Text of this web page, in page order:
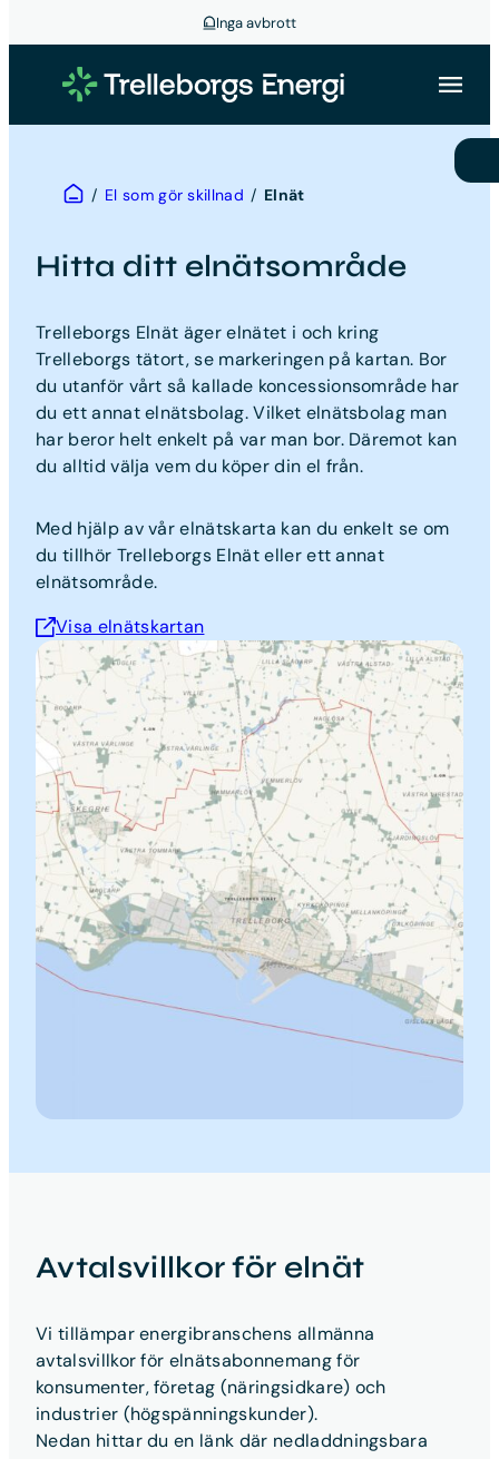
Inga avbrott
Hem/ El som gör skillnad / Elnät
Hitta ditt elnätsområde
Trelleborgs Elnät äger elnätet i och kring
Trelleborgs tätort, se markeringen på kartan. Bor
du utanför vårt så kallade koncessionsområde har
du ett annat elnätsbolag. Vilket elnätsbolag man
har beror helt enkelt på var man bor. Däremot kan
du alltid välja vem du köper din el från.
Med hjälp av vår elnätskarta kan du enkelt se om
du tillhör Trelleborgs Elnät eller ett annat
elnätsområde.
Visa elnätskartan
Avtalsvillkor för elnät
Vi tillämpar energibranschens allmänna
avtalsvillkor för elnätsabonnemang för
konsumenter, företag (näringsidkare) och
industrier (högspänningskunder).
Nedan hittar du en länk där nedladdningsbara